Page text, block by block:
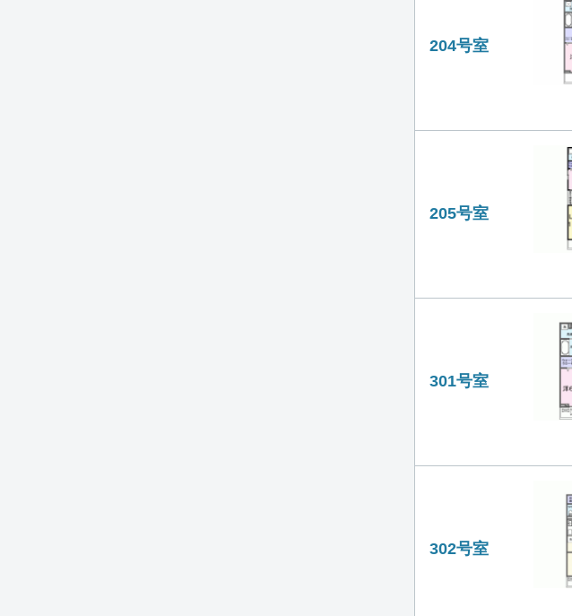
204号室
205号室
301号室
302号室